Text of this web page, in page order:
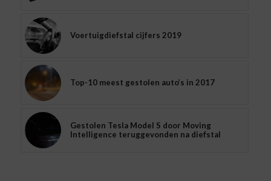
Voertuigdiefstal cijfers 2019
Top-10 meest gestolen auto’s in 2017
Gestolen Tesla Model S door Moving
Intelligence teruggevonden na diefstal